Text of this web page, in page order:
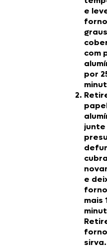
e
graus
com
por
junte
e
mais
sirva.